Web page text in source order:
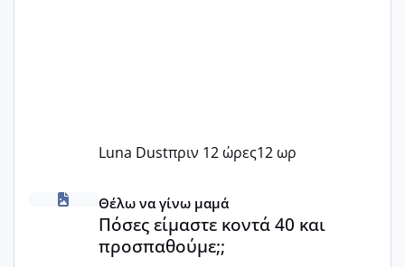
Luna Dustπριν 12 ώρες12 ωρ
Πόσες είμαστε κοντά 40 και προσπαθούμε;;
Θέλω να γίνω μαμά
Πόσες είμαστε κοντά 40 και
προσπαθούμε;;